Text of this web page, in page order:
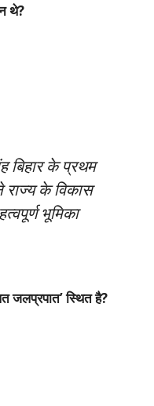
थे?
बिहार के प्रथम
राज्य के विकास
भूमिका
जलप्रपात’ स्थित है?